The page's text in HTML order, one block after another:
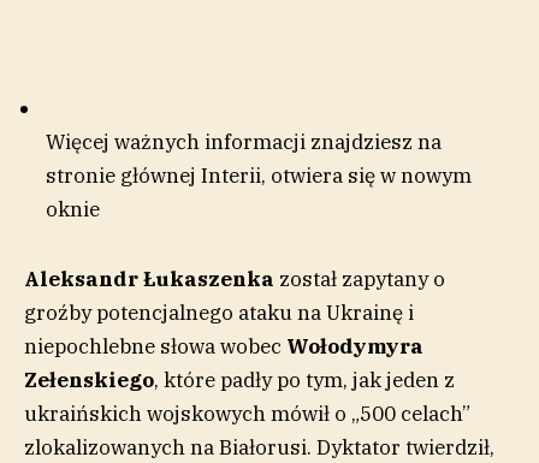
Więcej ważnych informacji znajdziesz na
stronie głównej Interii, otwiera się w nowym
oknie
Aleksandr Łukaszenka został zapytany o
groźby potencjalnego ataku na Ukrainę i
niepochlebne słowa wobec Wołodymyra
Zełenskiego, które padły po tym, jak jeden z
ukraińskich wojskowych mówił o „500 celach”
zlokalizowanych na Białorusi. Dyktator twierdził,